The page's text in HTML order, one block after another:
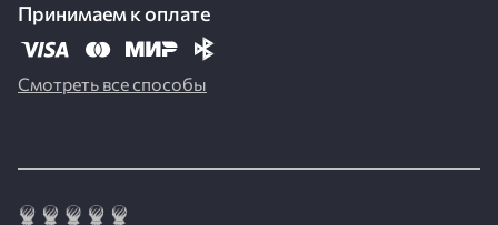
Принимаем к оплате
Смотреть все способы